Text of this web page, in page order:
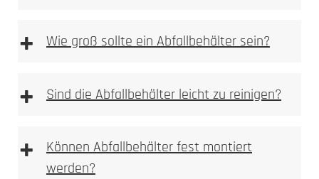
einbetoniert
2. Ausmessen
Allgemeine Warnhinweise
+ Wie groß sollte ein Abfallbehälter sein?
+ Sind die Abfallbehälter leicht zu reinigen?
+
Können Abfallbehälter fest montiert
werden?